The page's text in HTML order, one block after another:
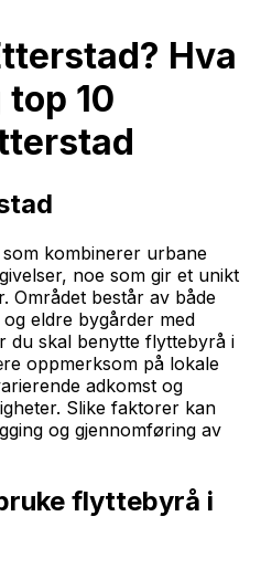
Hva
10
kombinerer urbane
noe som gir et unikt
Området består av både
eldre bygårder med
du skal benytte flyttebyrå i
oppmerksom på lokale
adkomst og
Slike faktorer kan
og gjennomføring av
flyttebyrå i